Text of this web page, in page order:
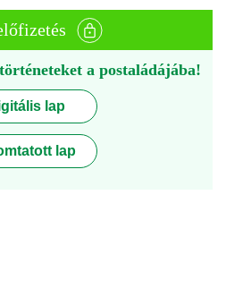
a postaládájába!
lap
lap